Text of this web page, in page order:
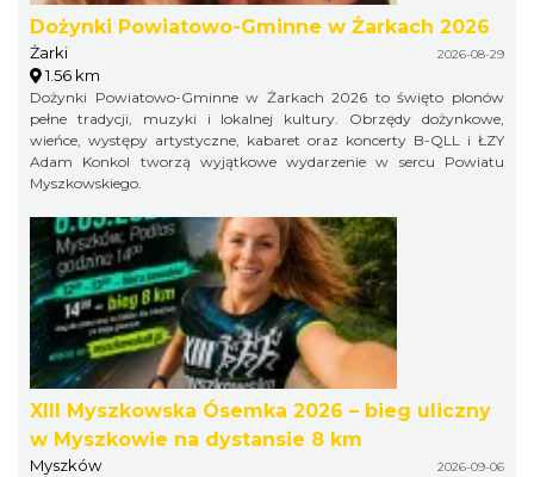
Dożynki Powiatowo-Gminne w Żarkach 2026
Żarki 2026-08-29
1.56 km
Dożynki Powiatowo-Gminne w Żarkach 2026 to święto plonów
pełne tradycji, muzyki i lokalnej kultury. Obrzędy dożynkowe,
wieńce, występy artystyczne, kabaret oraz koncerty B-QLL i ŁZY
Adam Konkol tworzą wyjątkowe wydarzenie w sercu Powiatu
Myszkowskiego.
XIII Myszkowska Ósemka 2026 – bieg uliczny
w Myszkowie na dystansie 8 km
Myszków 2026-09-06